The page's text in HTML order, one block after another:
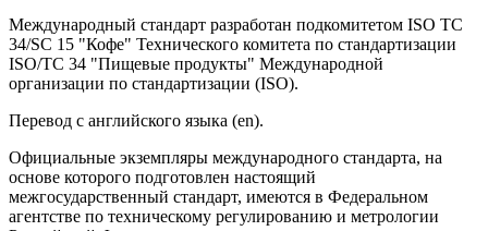
Международный стандарт разработан подкомитетом ISO ТС
34/SC 15 "Кофе" Технического комитета по стандартизации
ISO/TC 34 "Пищевые продукты" Международной
организации по стандартизации (ISO).
Перевод с английского языка (en).
Официальные экземпляры международного стандарта, на
основе которого подготовлен настоящий
межгосударственный стандарт, имеются в Федеральном
агентстве по техническому регулированию и метрологии